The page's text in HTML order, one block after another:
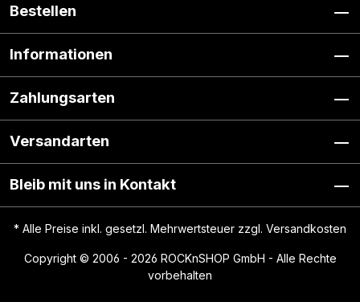
Bestellen
Informationen
Zahlungsarten
Versandarten
Bleib mit uns in Kontakt
* Alle Preise inkl. gesetzl. Mehrwertsteuer zzgl. Versandkosten
Copyright © 2006 - 2026 ROCKnSHOP GmbH - Alle Rechte
vorbehalten